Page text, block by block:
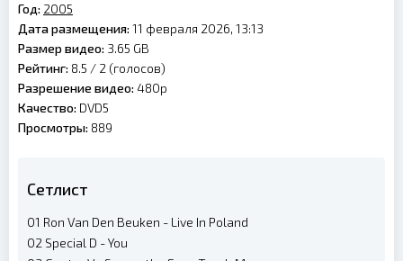
Год: 2005
Дата размещения: 11 февраля 2026, 13:13
Размер видео: 3.65 GB
Рейтинг: 8.5 / 2 (голосов)
Разрешение видео: 480p
Качество: DVD5
Просмотры: 889
Сетлист
01 Ron Van Den Beuken - Live In Poland
02 Special D - You